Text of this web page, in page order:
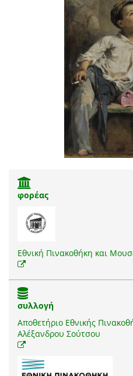
φορέας
Εθνική Πινακοθήκη και
συλλογή
Αποθετήριο Εθνικής
Αλέξανδρου Σούτσου